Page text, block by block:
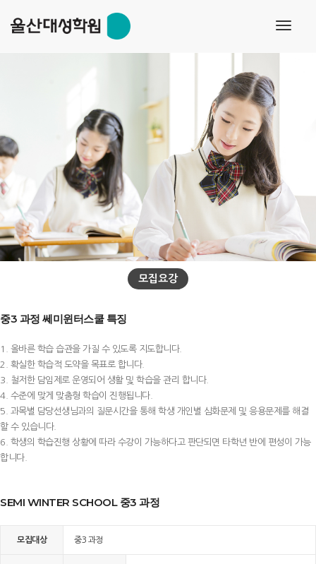
모집요강
중3 과정 쎄미윈터스쿨 특징
1. 올바른 학습 습관을 가질 수 있도록 지도합니다.
2. 확실한 학습적 도약을 목표로 합니다.
3. 철저한 담임제로 운영되어 생활 및 학습을 관리 합니다.
4. 수준에 맞게 맞춤형 학습이 진행됩니다.
5. 과목별 담당선생님과의 질문시간을 통해 학생 개인별 심화문제 및 응용문제를 해결
할 수 있습니다.
6. 학생의 학습진행 상황에 따라 수강이 가능하다고 판단되면 타학년 반에 편성이 가능
합니다.
SEMI WINTER SCHOOL 중3 과정
모집대상 중3 과정